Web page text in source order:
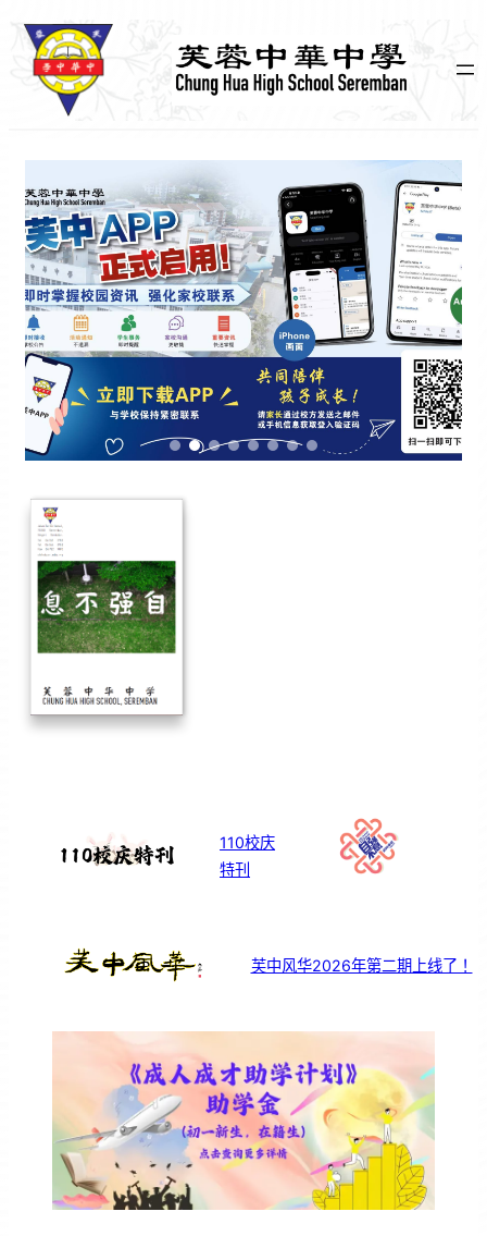
110校庆
特刊
芙中风华2026年第二期上线了！